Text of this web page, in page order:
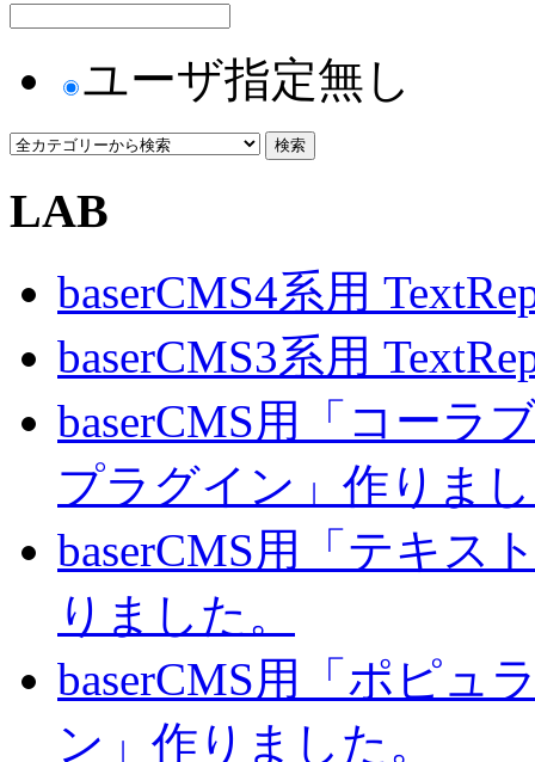
ユーザ指定無し
LAB
baserCMS4系用
baserCMS3系用
baserCMS用「コーラ
プラグイン」作りま
baserCMS用「テキス
りました。
baserCMS用「ポピュ
ン」作りました。